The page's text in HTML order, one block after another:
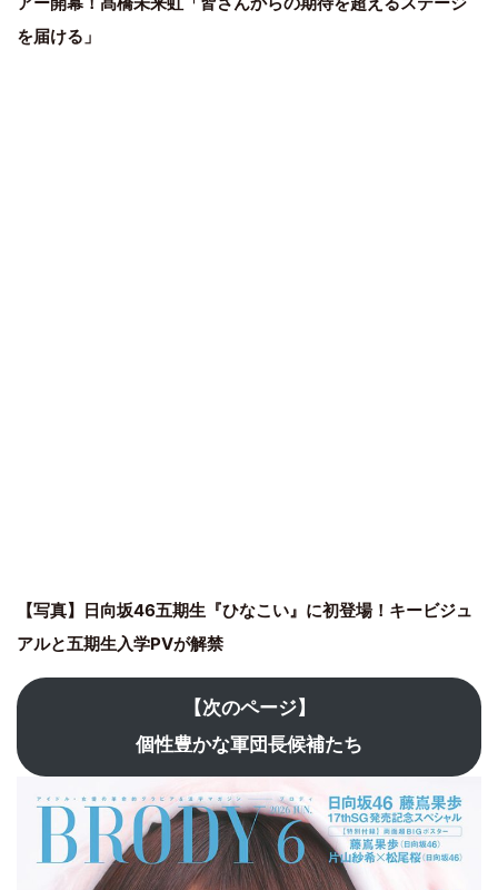
を届ける」
【写真】日向坂46五期生『ひなこい』に初登場！キービジュ
アルと五期生入学PVが解禁
【次のページ】
個性豊かな軍団長候補たち